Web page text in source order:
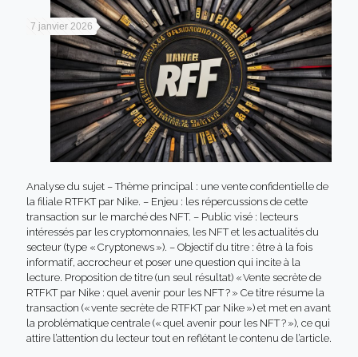
7 janvier 2026
Analyse du sujet – Thème principal : une vente confidentielle de
la filiale RTFKT par Nike. – Enjeu : les répercussions de cette
transaction sur le marché des NFT. – Public visé : lecteurs
intéressés par les cryptomonnaies, les NFT et les actualités du
secteur (type « Cryptonews »). – Objectif du titre : être à la fois
informatif, accrocheur et poser une question qui incite à la
lecture. Proposition de titre (un seul résultat) « Vente secrète de
RTFKT par Nike : quel avenir pour les NFT ? » Ce titre résume la
transaction (« vente secrète de RTFKT par Nike ») et met en avant
la problématique centrale (« quel avenir pour les NFT ? »), ce qui
attire l’attention du lecteur tout en reflétant le contenu de l’article.